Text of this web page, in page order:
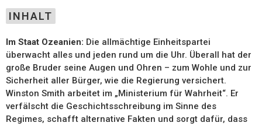
INHALT
Im Staat Ozeanien: Die allmächtige Einheitspartei
überwacht alles und jeden rund um die Uhr. Überall hat der
große Bruder seine Augen und Ohren – zum Wohle und zur
Sicherheit aller Bürger, wie die Regierung versichert.
Winston Smith arbeitet im „Ministerium für Wahrheit“. Er
verfälscht die Geschichtsschreibung im Sinne des
Regimes, schafft alternative Fakten und sorgt dafür, dass